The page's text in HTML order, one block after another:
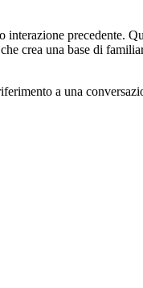
precedente.
crea una base di
a una